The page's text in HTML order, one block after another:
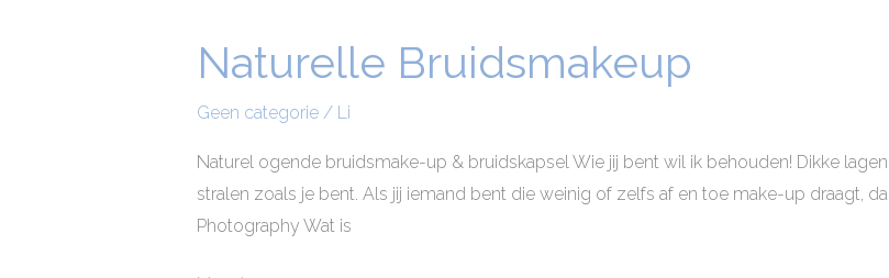
Naturelle Bruidsmakeup
Geen categorie/ Li
Naturel ogende bruidsmake-up & bruidskapsel Wie jij bent wil ik behouden! Dikke
stralen zoals je bent. Als jij iemand bent die weinig of zelfs af en toe make-up draagt,
Photography Wat is
Naturelle
Bruidsmakeup